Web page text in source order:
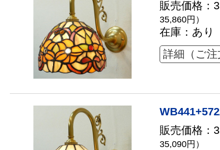
販売価格：
35,860円）
在庫：あり
詳細（ご
販売価格：
35,090円）